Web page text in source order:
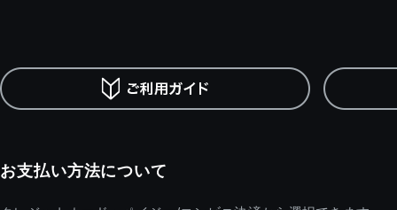
お支払い方法について